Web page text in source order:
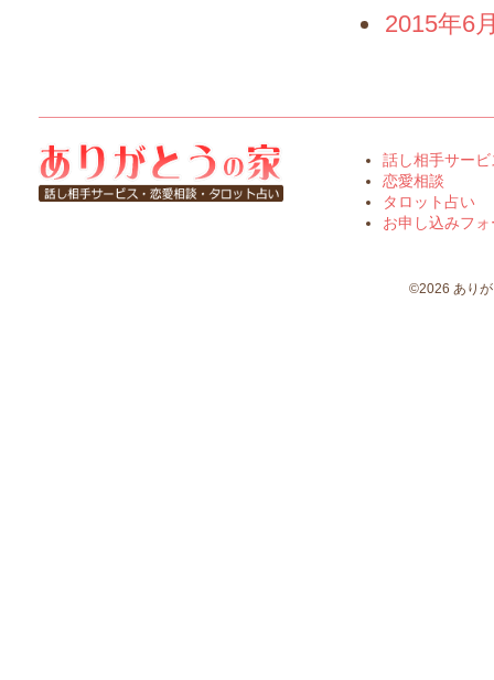
2015年6
話し相手サービ
恋愛相談
タロット占い
お申し込みフ
©2026 あり